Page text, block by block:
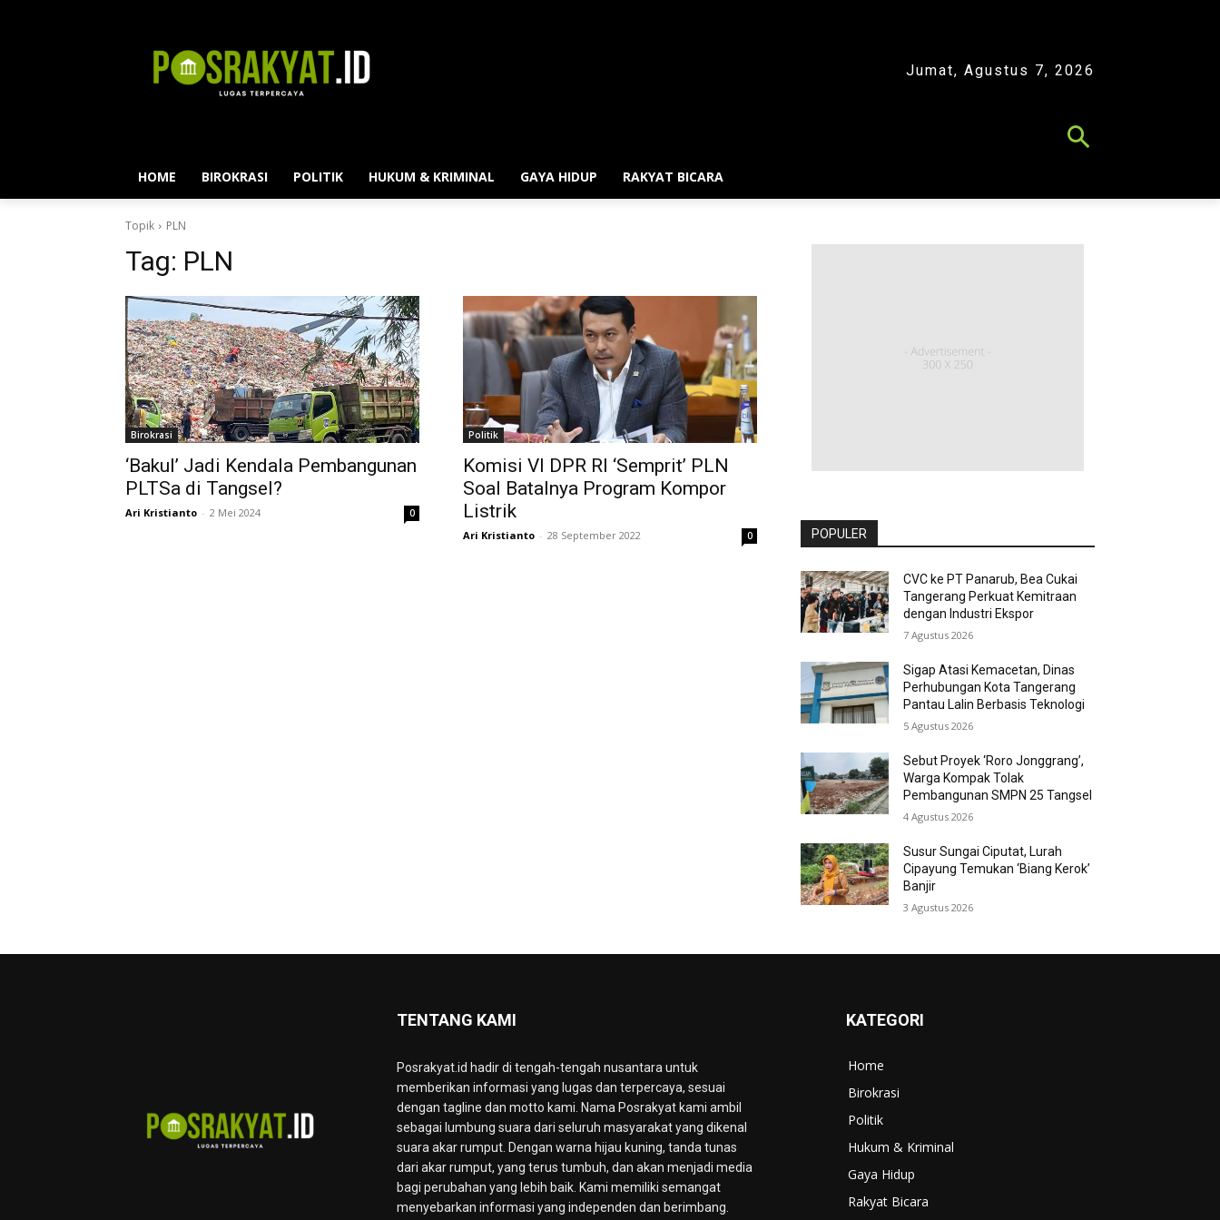
Jumat, Agustus 7, 2026
HOME BIROKRASI POLITIK HUKUM & KRIMINAL GAYA HIDUP RAKYAT BICARA
Topik PLN
Tag: PLN
Birokrasi
‘Bakul’ Jadi Kendala Pembangunan
PLTSa di Tangsel?
Ari Kristianto - 2 Mei 2024 0
Politik
Komisi VI DPR RI ‘Semprit’ PLN
Soal Batalnya Program Kompor
Listrik
Ari Kristianto - 28 September 2022 0 POPULER
CVC ke PT Panarub, Bea Cukai
Tangerang Perkuat Kemitraan
dengan Industri Ekspor
7 Agustus 2026
Sigap Atasi Kemacetan, Dinas
Perhubungan Kota Tangerang
Pantau Lalin Berbasis Teknologi
5 Agustus 2026
Sebut Proyek ‘Roro Jonggrang’,
Warga Kompak Tolak
Pembangunan SMPN 25 Tangsel
4 Agustus 2026
Susur Sungai Ciputat, Lurah
Cipayung Temukan ‘Biang Kerok’
Banjir
3 Agustus 2026
TENTANG KAMI
Posrakyat.id hadir di tengah-tengah nusantara untuk
memberikan informasi yang lugas dan terpercaya, sesuai
dengan tagline dan motto kami. Nama Posrakyat kami ambil
sebagai lumbung suara dari seluruh masyarakat yang dikenal
suara akar rumput. Dengan warna hijau kuning, tanda tunas
dari akar rumput, yang terus tumbuh, dan akan menjadi media
bagi perubahan yang lebih baik. Kami memiliki semangat
menyebarkan informasi yang independen dan berimbang.
KATEGORI
Home
Birokrasi
Politik
Hukum & Kriminal
Gaya Hidup
Rakyat Bicara